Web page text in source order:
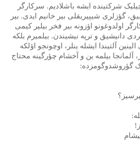
شرکتینده ایشه باشلادیم. سرکارگر
گؤزلری شیپیریقلی بیر خانیم ایدی. بیر
اولدوغونو اؤزونه بیر فخر بیلیر کیمی
دانیشیق و ترپه نیشیندن. بیلمیرم بلکه
آلتیندا ایشله ینلر، اوچونجو اؤلکه
آلمانجا بیلمه ین و آخشام چؤرگینه محتاج
گؤروشدوگومزده: